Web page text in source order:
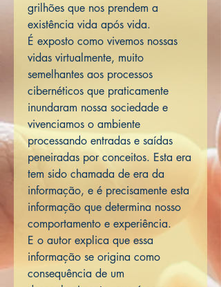
grilhões que nos prendem a
existência vida após vida.
É exposto como vivemos nossas
vidas virtualmente, muito
semelhantes aos processos
cibernéticos que praticamente
inundaram nossa sociedade e
vivenciamos o ambiente
processando entradas e saídas
peneiradas por conceitos. Esta era
tem sido chamada de era da
informação, e é precisamente esta
informação que determina nosso
comportamento e experiência.
E o autor explica que essa
informação se origina como
consequência de um